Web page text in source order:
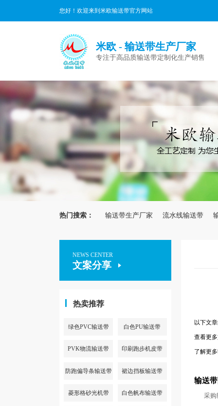
您好！欢迎来到米欧输送带官方网站
米欧 - 输送带生产厂家
专注于高品质输送带定制化生产销售
热门搜索： 输送带生产厂家 流水线输送带
NEWS CENTER
文案分享
热卖推荐
绿色PVC输送带 白色PU输送带
PVK物流输送带 印刷跑步机皮带
防跑偏导条输送带 裙边挡板输送带
菱形格砂光机带 白色帆布输送带
以下文
查看更
了解更
输送
采购